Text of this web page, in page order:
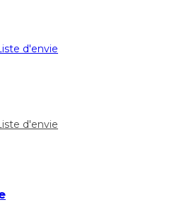
d'envie
d'envie